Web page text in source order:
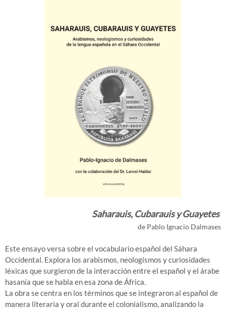
Saharauis, Cubarauis y Guayetes
de Pablo Ignacio Dalmases
Este ensayo versa sobre el vocabulario español del Sáhara
Occidental. Explora los arabismos, neologismos y curiosidades
léxicas que surgieron de la interacción entre el español y el árabe
hasanía que se habla en esa zona de África.
La obra se centra en los términos que se integraron al español de
manera literaria y oral durante el colonialismo, analizando la